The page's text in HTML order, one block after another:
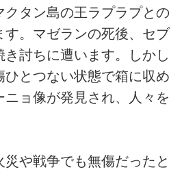
クタン島の王ラプラプとの
す。マゼランの死後、セブ
討ちに遭います。しかし
とつない状態で箱に収め
ニョ像が発見され、人々を
や戦争でも無傷だったと